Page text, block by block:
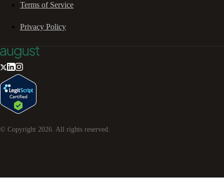
Terms of Service
Privacy Policy
© Copyright 2026. All rights reserved.